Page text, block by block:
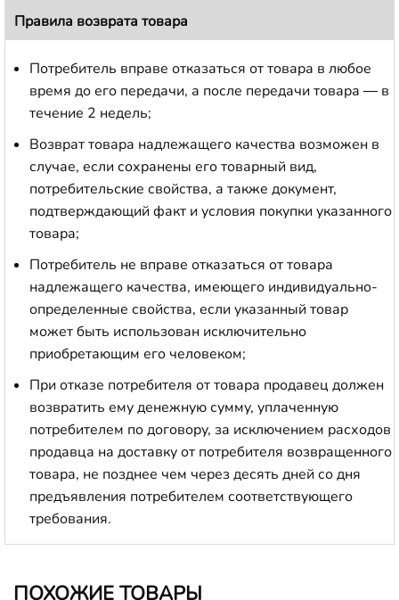
Правила возврата товара
Потребитель вправе отказаться от товара в любое
время до его передачи, а после передачи товара — в
течение 2 недель;
Возврат товара надлежащего качества возможен в
случае, если сохранены его товарный вид,
потребительские свойства, а также документ,
подтверждающий факт и условия покупки указанного
товара;
Потребитель не вправе отказаться от товара
надлежащего качества, имеющего индивидуально-
определенные свойства, если указанный товар
может быть использован исключительно
приобретающим его человеком;
При отказе потребителя от товара продавец должен
возвратить ему денежную сумму, уплаченную
потребителем по договору, за исключением расходов
продавца на доставку от потребителя возвращенного
товара, не позднее чем через десять дней со дня
предъявления потребителем соответствующего
требования.
ПОХОЖИЕ ТОВАРЫ